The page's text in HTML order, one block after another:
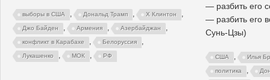
выборы в США , Дональд Трамп , Х Клинтон ,
Джо Байден , Армения , Азербайджан ,
конфликт в Карабахе , Белоруссия ,
Лукашенко , МОК , РФ
— разбить его
— разбить его
Сунь-Цзы)
США , Илья
политика ,